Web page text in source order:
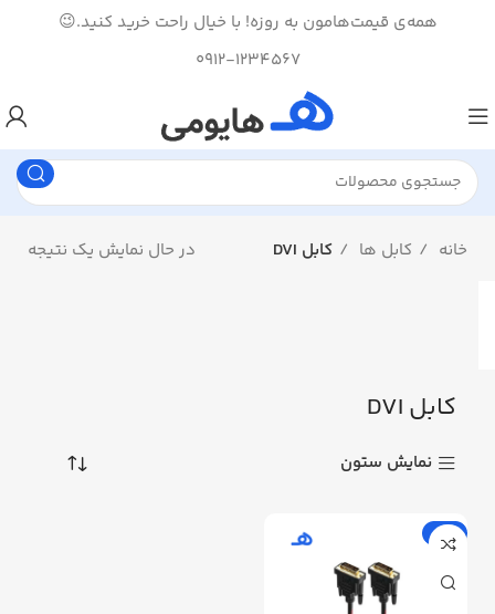
همه‌ی قیمت‌هامون به روزه! با خیال راحت خرید کنید.😉
0912-1234567
خانه کابل ها کابل DVI در حال نمایش یک نتیجه
کابل DVI
نمایش ستون
-10%